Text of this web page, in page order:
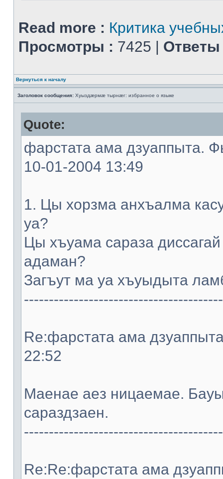
Read more : Критика
Просмотры : 7425 | Ответы
Вернуться к началу
Заголовок сообщения: Хуыздæрмæ тырнæг: избранное о языке
Quote:
фарстата ама дзуаппыта.
10-01-2004 13:49
1. Цы хорзма анхъалма
уа?
Цы хъуама сараза
адаман?
Загъут ма уа хъуыдыта
Re:фарстата ама
22:52
Мaeнae aeз ницaeмae.
сараздзaeн.
Re:Re:фарстата ама